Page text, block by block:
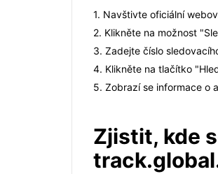
1. Navštivte oficiální
2. Klikněte na možnost
3. Zadejte číslo
4. Klikněte na tlačítko
5. Zobrazí se informace o
Zjistit, kde